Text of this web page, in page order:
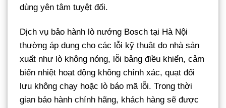
dùng yên tâm tuyệt đối.
Dịch vụ bảo hành lò nướng Bosch tại Hà Nội
thường áp dụng cho các lỗi kỹ thuật do nhà sản
xuất như lò không nóng, lỗi bảng điều khiển, cảm
biến nhiệt hoạt động không chính xác, quạt đối
lưu không chạy hoặc lò báo mã lỗi. Trong thời
gian bảo hành chính hãng, khách hàng sẽ được